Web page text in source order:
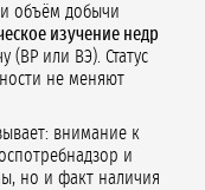
объём добычи
изучение недр
(ВР или ВЭ). Статус
не меняют
внимание к
и
но и факт наличия